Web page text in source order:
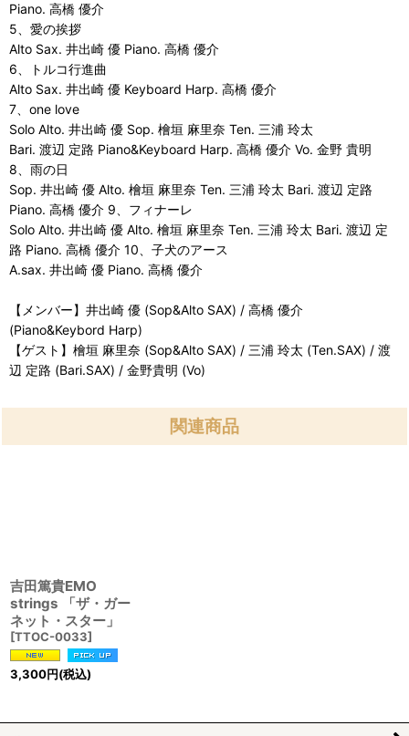
Piano. 高橋 優介
5、愛の挨拶
Alto Sax. 井出崎 優 Piano. 高橋 優介
6、トルコ行進曲
Alto Sax. 井出崎 優 Keyboard Harp. 高橋 優介
7、one love
Solo Alto. 井出崎 優 Sop. 檜垣 麻里奈 Ten. 三浦 玲太
Bari. 渡辺 定路 Piano&Keyboard Harp. 高橋 優介 Vo. 金野 貴明
8、雨の日
Sop. 井出崎 優 Alto. 檜垣 麻里奈 Ten. 三浦 玲太 Bari. 渡辺 定路
Piano. 高橋 優介 9、フィナーレ
Solo Alto. 井出崎 優 Alto. 檜垣 麻里奈 Ten. 三浦 玲太 Bari. 渡辺 定
路 Piano. 高橋 優介 10、子犬のアース
A.sax. 井出崎 優 Piano. 高橋 優介
【メンバー】井出崎 優 (Sop&Alto SAX) / 高橋 優介
(Piano&Keybord Harp)
【ゲスト】檜垣 麻里奈 (Sop&Alto SAX) / 三浦 玲太 (Ten.SAX) / 渡
辺 定路 (Bari.SAX) / 金野貴明 (Vo)
関連商品
吉田篤貴EMO
strings 「ザ・ガー
ネット・スター」
[TTOC-0033]
3,300円(税込)